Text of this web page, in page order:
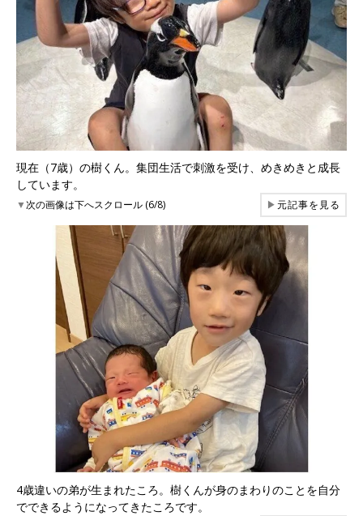
現在（7歳）の樹くん。集団生活で刺激を受け、めきめきと成長
しています。
▼次の画像は下へスクロール (6/8) ▶元記事を見る
4歳違いの弟が生まれたころ。樹くんが身のまわりのことを自分
でできるようになってきたころです。